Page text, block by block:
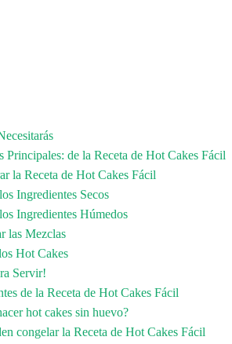
Principales: de la Receta de Hot Cakes Fácil
la Receta de Hot Cakes Fácil
Ingredientes Secos
Ingredientes Húmedos
las Mezclas
Hot Cakes
Servir!
de la Receta de Hot Cakes Fácil
hot cakes sin huevo?
congelar la Receta de Hot Cakes Fácil